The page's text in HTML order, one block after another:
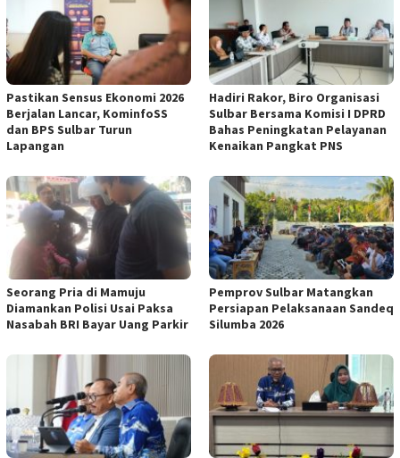
Pastikan Sensus Ekonomi 2026
Berjalan Lancar, KominfoSS
dan BPS Sulbar Turun
Lapangan
Hadiri Rakor, Biro Organisasi
Sulbar Bersama Komisi I DPRD
Bahas Peningkatan Pelayanan
Kenaikan Pangkat PNS
Seorang Pria di Mamuju
Diamankan Polisi Usai Paksa
Nasabah BRI Bayar Uang Parkir
Pemprov Sulbar Matangkan
Persiapan Pelaksanaan Sandeq
Silumba 2026